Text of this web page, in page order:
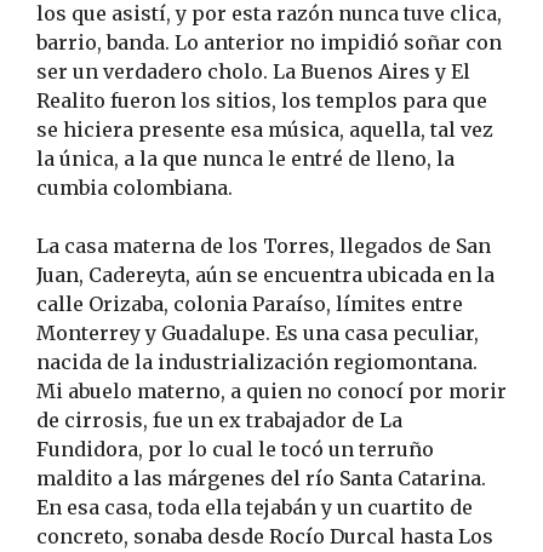
los que asistí, y por esta razón nunca tuve clica,
barrio, banda. Lo anterior no impidió soñar con
ser un verdadero cholo. La Buenos Aires y El
Realito fueron los sitios, los templos para que
se hiciera presente esa música, aquella, tal vez
la única, a la que nunca le entré de lleno, la
cumbia colombiana.
La casa materna de los Torres, llegados de San
Juan, Cadereyta, aún se encuentra ubicada en la
calle Orizaba, colonia Paraíso, límites entre
Monterrey y Guadalupe. Es una casa peculiar,
nacida de la industrialización regiomontana.
Mi abuelo materno, a quien no conocí por morir
de cirrosis, fue un ex trabajador de La
Fundidora, por lo cual le tocó un terruño
maldito a las márgenes del río Santa Catarina.
En esa casa, toda ella tejabán y un cuartito de
concreto, sonaba desde Rocío Durcal hasta Los